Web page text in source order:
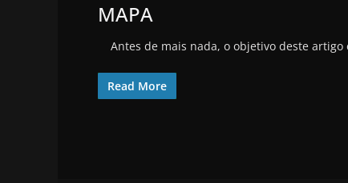
MAPA
Antes de mais nada, o objetivo deste artigo
Read More